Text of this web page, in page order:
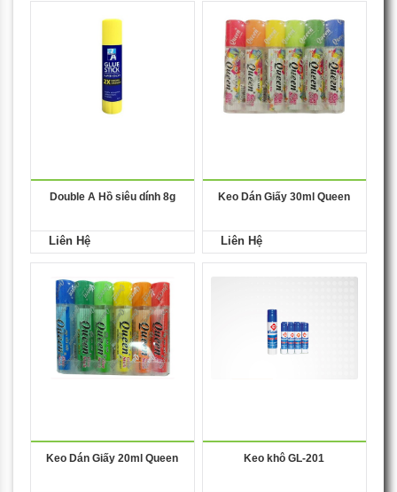
Double A Hồ siêu dính 8g
Liên Hệ
Keo Dán Giấy 30ml Queen
Liên Hệ
Keo Dán Giấy 20ml Queen Keo khô GL-201